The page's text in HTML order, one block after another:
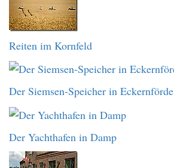
Reiten im Kornfeld
Der Siemsen-Speicher in Eckernförde
Der Yachthafen in Damp